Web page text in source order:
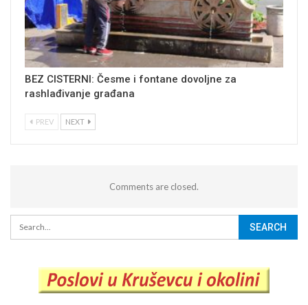
BEZ CISTERNI: Česme i fontane dovoljne za
rashlađivanje građana
PREV NEXT
Comments are closed.